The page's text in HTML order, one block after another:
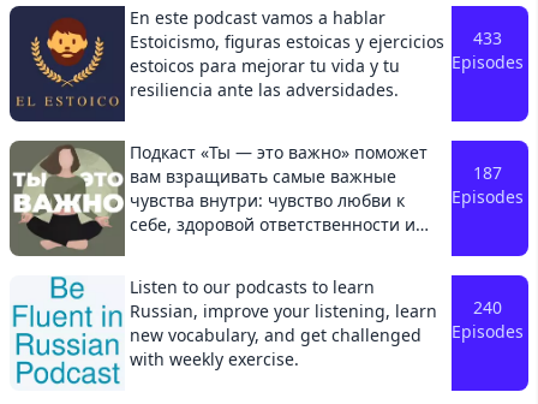
@danisayanSigue al Podcast en
Instagram para reflexiones de los
episodios, sneak peaks y mucho más!
@estasricapodcast See
@diegoruzzarinFB:
@diegoruzzarinWeb:
https://diegoruzzarin.com/ See
acast.com/privacy for privacy and opt-
En este podcast vamos a hablar
Estoicismo, figuras estoicas y ejercicios
estoicos para mejorar tu vida y tu
resiliencia ante las adversidades.
433
Episodes
Подкаст «Ты — это важно» поможет
вам взращивать самые важные
чувства внутри: чувство любви к
себе, здоровой ответственности и
процессах, чтобы плыть по жизни
легко, ловя попутный ветер. Ведь
каждый из вас — самый важный
человек в своей жизни. А с гостями
187
Episodes
Listen to our podcasts to learn
Russian, improve your listening, learn
new vocabulary, and get challenged
with weekly exercise.
240
Episodes